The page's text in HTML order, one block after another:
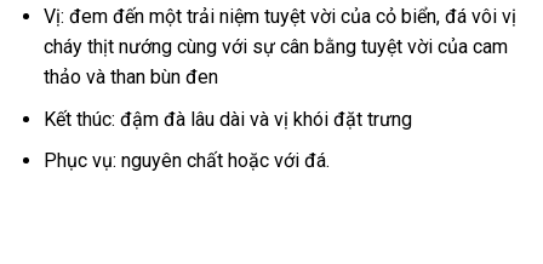
Vị: đem đến một trải niệm tuyệt vời của cỏ biển, đá vôi vị
cháy thịt nướng cùng với sự cân bằng tuyệt vời của cam
thảo và than bùn đen
Kết thúc: đậm đà lâu dài và vị khói đặt trưng
Phục vụ: nguyên chất hoặc với đá.